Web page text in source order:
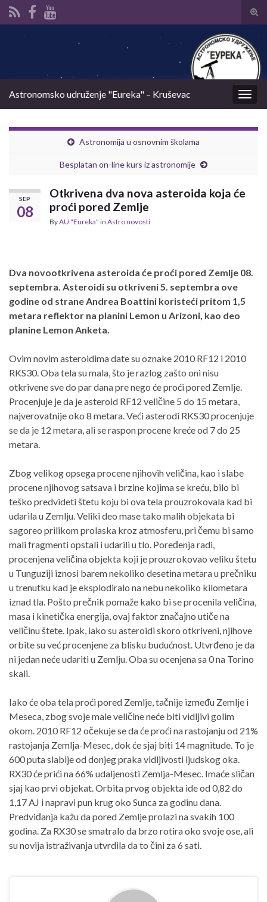
Astronomsko udruženje "Eureka" – Kruševac
Astronomija u osnovnim školama
Besplatan on-line kurs iz astronomije
SEP
08
Otkrivena dva nova asteroida koja će
proći pored Zemlje
ByAU "Eureka" in Astro novosti
Dva novootkrivena asteroida će proći pored Zemlje 08.
septembra. Asteroidi su otkriveni 5. septembra ove
godine od strane Andrea Boattini koristeći pritom 1,5
metara reflektor na planini Lemon u Arizoni, kao deo
planine Lemon Anketa.
Ovim novim asteroidima date su oznake 2010 RF12 i 2010
RKS30. Oba tela su mala, što je razlog zašto oni nisu
otkrivene sve do par dana pre nego će proći pored Zemlje.
Procenjuje je da je asteroid RF12 veličine 5 do 15 metara,
najverovatnije oko 8 metara. Veći asterodi RKS30 procenjuje
se da je 12 metara, ali se raspon procene kreće od 7 do 25
metara.
Zbog velikog opsega procene njihovih veličina, kao i slabe
procene njihovog satsava i brzine kojima se kreću, bilo bi
teško predvideti štetu koju bi ova tela prouzrokovala kad bi
udarila u Zemlju. Veliki deo mase tako malih objekata bi
sagoreo prilikom prolaska kroz atmosferu, pri čemu bi samo
mali fragmenti opstali i udarili u tlo. Poređenja radi,
procenjena veličina objekta koji je prouzrokovao veliku štetu
u Tunguziji iznosi barem nekoliko desetina metara u prečniku
u trenutku kad je eksplodiralo na nebu nekoliko kilometara
iznad tla. Pošto prečnik pomaže kako bi se procenila veličina,
masa i kinetička energija, ovaj faktor značajno utiče na
veličinu štete. Ipak, iako su asteroidi skoro otkriveni, njihove
orbite su već procenjene za blisku budućnost. Utvrđeno je da
ni jedan neće udariti u Zemlju. Oba su ocenjena sa 0 na Torino
skali.
Iako će oba tela proći pored Zemlje, tačnije između Zemlje i
Meseca, zbog svoje male veličine neće biti vidljivi golim
okom. 2010 RF12 očekuje se da će proći na rastojanju od 21%
rastojanja Zemlja-Mesec, dok će sjaj biti 14 magnitude. To je
600 puta slabije od donjeg praka vidljivosti ljudskog oka.
RX30 će prići na 66% udaljenosti Zemlja-Mesec. Imaće sličan
sjaj kao prvi objekat. Orbita prvog objekta ide od 0,82 do
1,17 AJ i napravi pun krug oko Sunca za godinu dana.
Predviđanja kažu da pored Zemlje prolazi na svakih 100
godina. Za RX30 se smatralo da brzo rotira oko svoje ose, ali
su novija istraživanja utvrdila da to čini za 6 sati.